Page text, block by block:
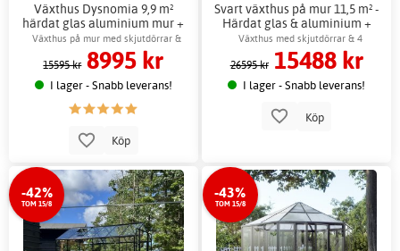
Växthus Dysnomia 9,9 m²
härdat glas aluminium mur +
Växthusbord
Växthus på mur med skjutdörrar &
ventilation
15595 kr 8995 kr
I lager - Snabb leverans!
Köp
Svart växthus på mur 11,5 m² -
Härdat glas & aluminium +
Växthusbord
Växthus med skjutdörrar & 4
ventilationsfönster
26595 kr 15488 kr
I lager - Snabb leverans!
Köp
-42%
TOM 15/8
-43%
TOM 15/8